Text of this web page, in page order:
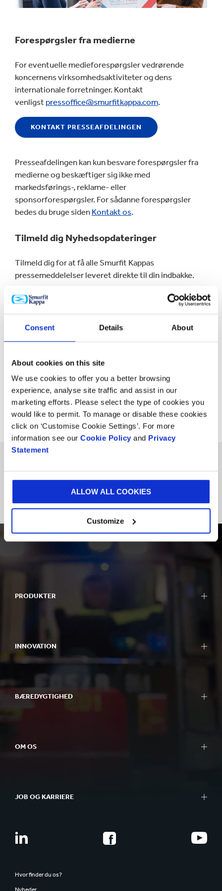
Consent Details About
About cookies on this site
We use cookies to offer you a better browsing
experience, analyse site traffic and assist in our
marketing efforts. Please select the type of cookies you
would like to permit. To manage or disable these cookies
click on ‘Customise Cookie Settings’. For more
information see our Cookie Policy and Privacy
Statement
ALLOW ALL COOKIES
Customize
Forespørgsler fra medierne
For eventuelle medieforespørgsler vedrørende
koncernens virksomhedsaktiviteter og dens
internationale forretninger. Kontakt
venligst pressoffice@smurfitkappa.com.
KONTAKT PRESSEAFDELINGEN
Presseafdelingen kan kun besvare forespørgsler fra
medierne og beskæftiger sig ikke med
markedsførings-, reklame- eller
sponsorforespørgsler. For sådanne forespørgsler
bedes du bruge siden Kontakt os.
Tilmeld dig Nyhedsopdateringer
Tilmeld dig for at få alle Smurfit Kappas
pressemeddelelser leveret direkte til din indbakke.
FÅ ALLE NYHEDSOPDATERINGER
Tilmeld dig Investoropdateringer
Hold dig opdateret om vores finansielle resultater,
handelsopdateringer og investorrelaterede nyheder.
FÅ ALLE INVESTOROPDATERINGER
Our key publications
PRODUKTER
INNOVATION
BÆREDYGTIGHED
OM OS
JOB OG KARRIERE
Hvor finder du os?
Nyheder